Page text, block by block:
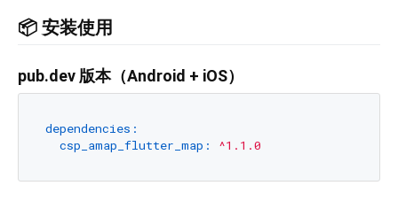
📦 安装使用
pub.dev 版本（Android + iOS）
dependencies:
csp_amap_flutter_map:
^1.1.0